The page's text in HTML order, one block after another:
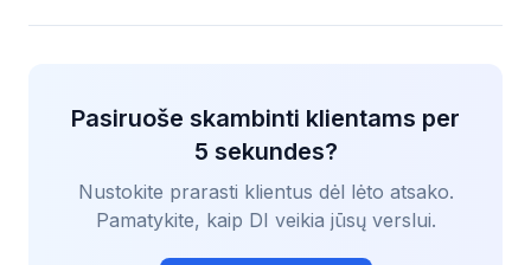
Pasiruoše skambinti klientams per
5 sekundes?
Nustokite prarasti klientus dėl lėto atsako.
Pamatykite, kaip DI veikia jūsų verslui.